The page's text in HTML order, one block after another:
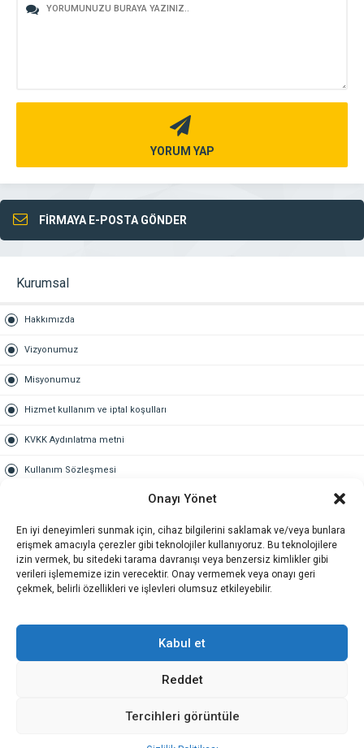
Onayı Yönet
En iyi deneyimleri sunmak için, cihaz bilgilerini saklamak ve/veya bunlara
erişmek amacıyla çerezler gibi teknolojiler kullanıyoruz. Bu teknolojilere
izin vermek, bu sitedeki tarama davranışı veya benzersiz kimlikler gibi
verileri işlememize izin verecektir. Onay vermemek veya onayı geri
çekmek, belirli özellikleri ve işlevleri olumsuz etkileyebilir.
Kabul et
Reddet
Tercihleri görüntüle
YORUM YAP
FİRMAYA E-POSTA GÖNDER
Kurumsal
Hakkımızda
Vizyonumuz
Misyonumuz
Hizmet kullanım ve iptal koşulları
KVKK Aydınlatma metni
Kullanım Sözleşmesi
Gold üyelik nedir
Kariyer